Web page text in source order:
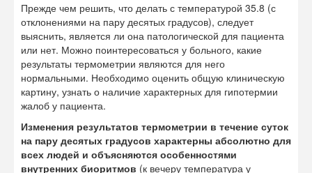
Прежде чем решить, что делать с температурой 35.8 (с
отклонениями на пару десятых градусов), следует
выяснить, является ли она патологической для пациента
или нет. Можно поинтересоваться у больного, какие
результаты термометрии являются для него
нормальными. Необходимо оценить общую клиническую
картину, узнать о наличие характерных для гипотермии
жалоб у пациента.
Изменения результатов термометрии в течение суток
на пару десятых градусов характерны абсолютно для
всех людей и объясняются особенностями
внутренних биоритмов (к вечеру температура у